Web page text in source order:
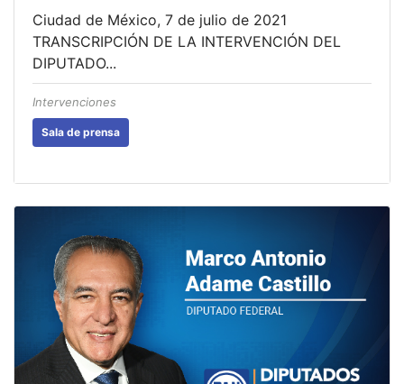
Ciudad de México, 7 de julio de 2021
TRANSCRIPCIÓN DE LA INTERVENCIÓN DEL
DIPUTADO...
Intervenciones
Sala de prensa